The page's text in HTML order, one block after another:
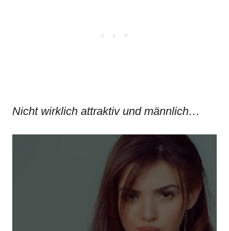
Nicht wirklich attraktiv und männlich…